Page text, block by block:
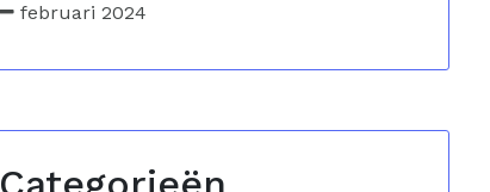
februari 2024